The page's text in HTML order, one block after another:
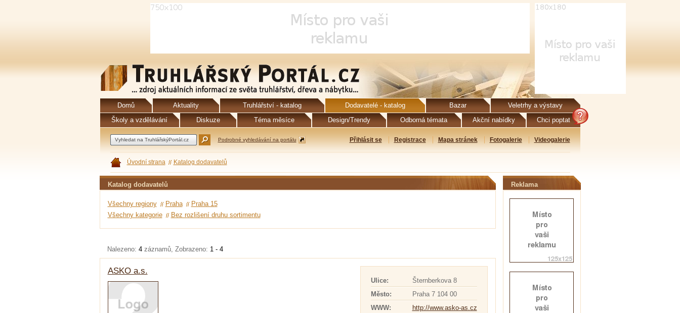
Domů Aktuality Truhlářství - katalog Dodavatelé - katalog Bazar
Veletrhy a výstavy
Školy a vzdělávání
Diskuze Téma měsíce Design/Trendy Odborná témata Akční nabídky Chci poptat
Podrobné vyhledávání na portálu Přihlásit se Registrace Mapa stránek Fotogalerie Videogalerie
Úvodní strana Katalog dodavatelů
Katalog dodavatelů
Všechny regiony Praha
Praha 15
Všechny kategorie
Bez rozlišení druhu sortimentu
Nalezeno: 4 záznamů, Zobrazeno: 1 - 4
ASKO a.s.
Ulice:
Šternberkova 8
Město:
Praha 7 104 00
WWW:
http://www.asko-as.cz
Reklama